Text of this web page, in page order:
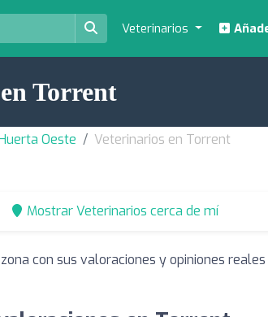
Veterinarios
Torrent
Oeste Veterinarios en Torrent
Mostrar Veterinarios cerca de mí
con sus valoraciones y opiniones